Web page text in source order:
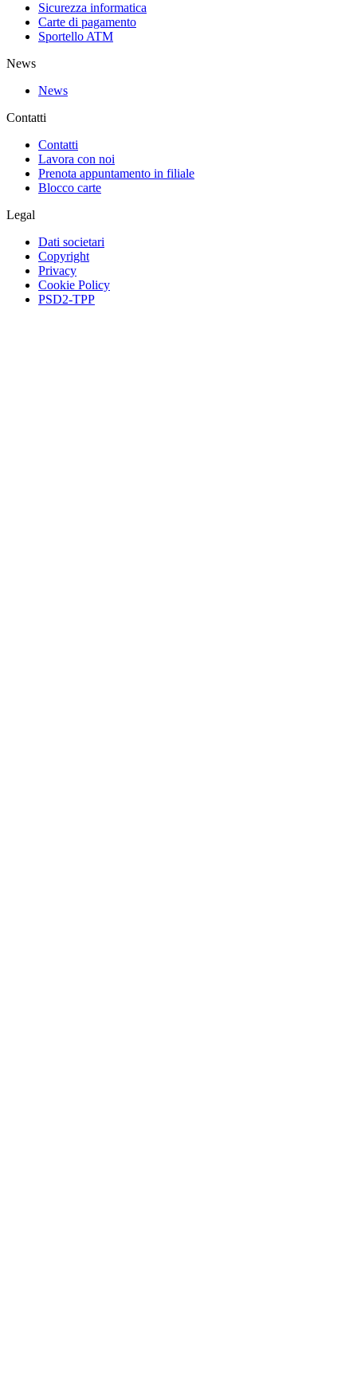
Sicurezza informatica
Carte di pagamento
Sportello ATM
News
News
Contatti
Contatti
Lavora con noi
Prenota appuntamento in filiale
Blocco carte
Legal
Dati societari
Copyright
Privacy
Cookie Policy
PSD2-TPP